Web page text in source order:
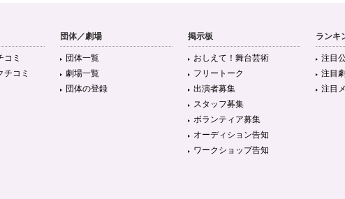
コミ
チコミ
団体／劇場
団体一覧
劇場一覧
団体の登録
掲示板
おしえて！舞台芸術
フリートーク
出演者募集
スタッフ募集
ボランティア募集
オーディション告知
ワークショップ告知
ランキ
注目
注目
注目